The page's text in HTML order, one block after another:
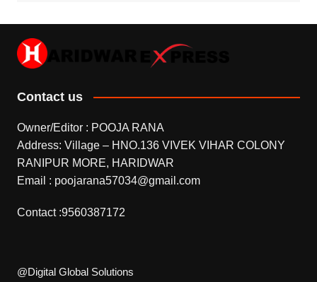
Contact us
Owner/Editor : POOJA RANA
Address: Village – HNO.136 VIVEK VIHAR COLONY
RANIPUR MORE, HARIDWAR
Email : poojarana57034@gmail.com
Contact :9560387172
@Digital Global Solutions